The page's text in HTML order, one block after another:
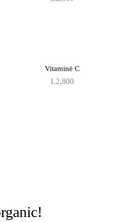
Vitaminë C
L2,800